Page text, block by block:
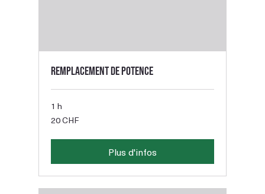
Remplacement de potence
1 h
francs
20 CHF
Plus d'infos